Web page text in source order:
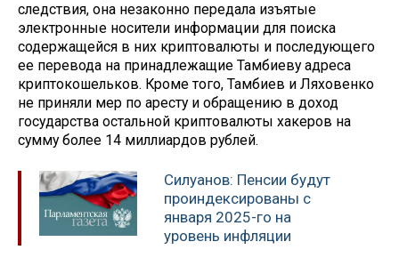
следствия, она незаконно передала изъятые
электронные носители информации для поиска
содержащейся в них криптовалюты и последующего
ее перевода на принадлежащие Тамбиеву адреса
криптокошельков. Кроме того, Тамбиев и Ляховенко
не приняли мер по аресту и обращению в доход
государства остальной криптовалюты хакеров на
сумму более 14 миллиардов рублей.
Силуанов: Пенсии будут
проиндексированы с
января 2025-го на
уровень инфляции